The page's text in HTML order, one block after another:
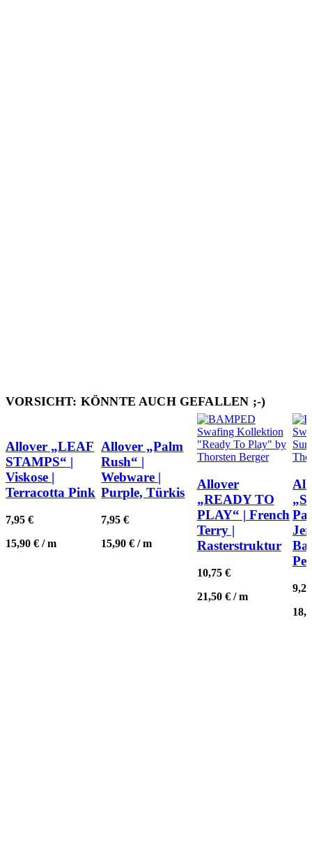
VORSICHT: KÖNNTE AUCH GEFALLEN ;-)
FIND’ ICH NICE
Allover „LEAF
STAMPS“ |
Viskose |
Terracotta Pink
7,95 €
15,90 € /m
FIND’ ICH NICE
Allover „Palm
Rush“ |
Webware |
Purple, Türkis
7,95€
15,90€ /m
FIND’ ICH NICE
Allover
„READY TO
PLAY“ | French
Terry |
Rasterstruktur
10,75 €
21,50 €/m